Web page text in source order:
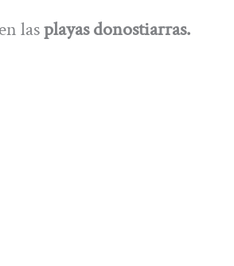
lasplayas donostiarras.